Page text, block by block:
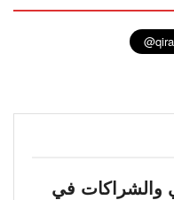
والشراكات في